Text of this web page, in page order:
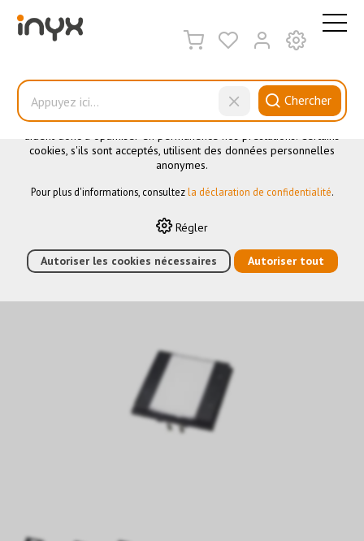
Chercher
Advance +
AUTOMATION DES BÂTIMENTS
POUSSOIR 4 TOUCHES NOIR
CE SITE UTILISE DES COOKIES
Nous utilisons différents cookies sur notre site web : certains
sont nécessaires au bon fonctionnement du site, d'autres vous
permettent d'accéder à davantage de fonctionnalités et d'autres
encore nous aident à mieux comprendre les utilisateurs. Ils nous
aident donc à optimiser en permanence nos prestations. Certains
cookies, s'ils sont acceptés, utilisent des données personnelles
anonymes.
Pour plus d'informations, consultezla déclaration de confidentialité.
Régler
Autoriser les cookies nécessaires Autoriser tout